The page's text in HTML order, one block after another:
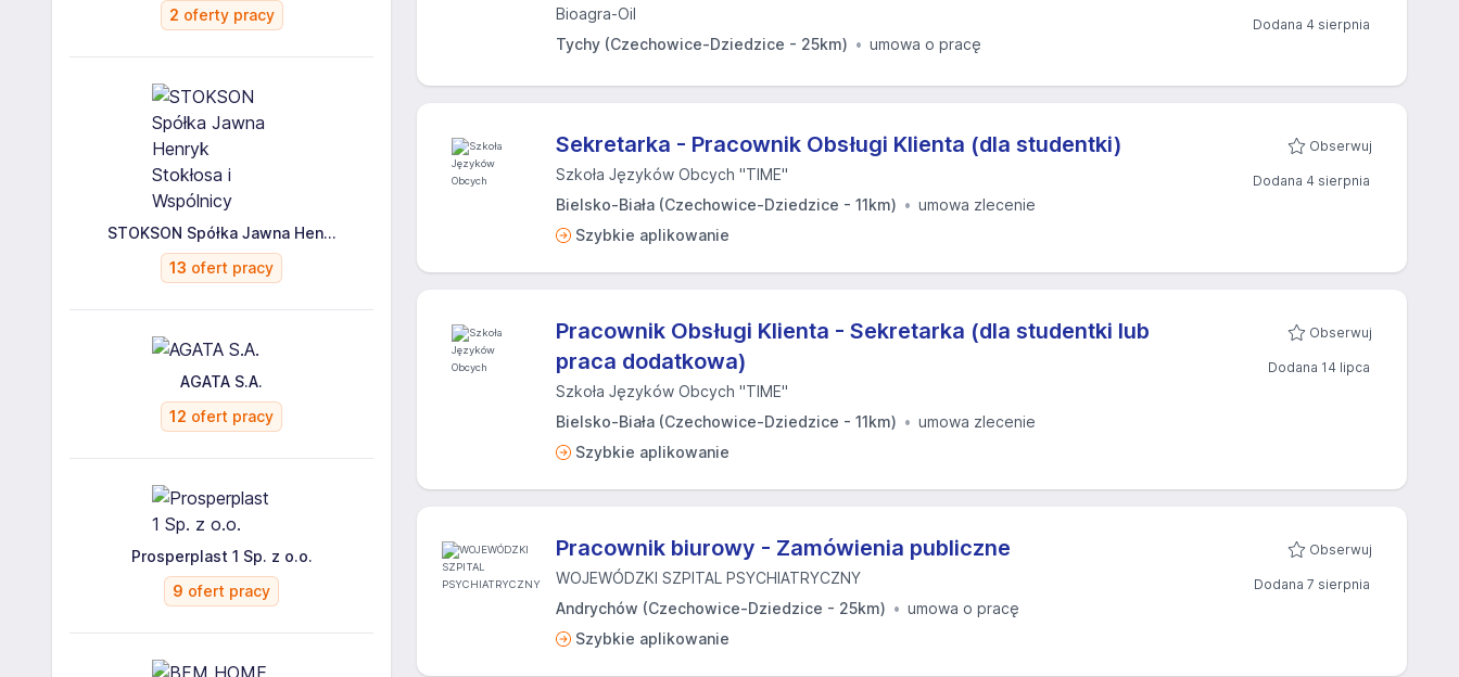
2 oferty pracy
STOKSON Spółka Jawna Hen...
13 ofert pracy
AGATA S.A.
12 ofert pracy
Prosperplast 1 Sp. z o.o.
9 ofert pracy
Bioagra-Oil
Tychy (Czechowice-Dziedzice - 25km)
umowa o pracę
Dodana 4 sierpnia
Sekretarka - Pracownik Obsługi Klienta (dla studentki)
Szkoła Języków Obcych "TIME"
Bielsko-Biała (Czechowice-Dziedzice - 11km)
umowa zlecenie
Szybkie aplikowanie
Obserwuj
Dodana 4 sierpnia
Pracownik Obsługi Klienta - Sekretarka (dla studentki lub
praca dodatkowa)
Szkoła Języków Obcych "TIME"
Bielsko-Biała (Czechowice-Dziedzice - 11km)
umowa zlecenie
Szybkie aplikowanie
Obserwuj
Dodana 14 lipca
Pracownik biurowy - Zamówienia publiczne
WOJEWÓDZKI SZPITAL PSYCHIATRYCZNY
Andrychów (Czechowice-Dziedzice - 25km)
umowa o pracę
Szybkie aplikowanie
Obserwuj
Dodana 7 sierpnia